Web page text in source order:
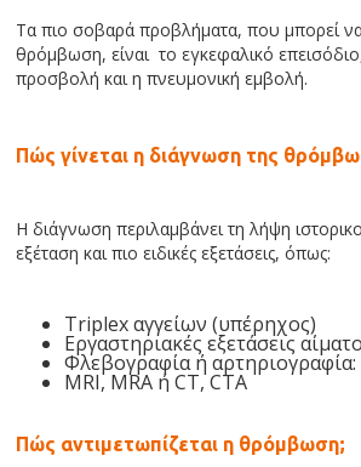
Τα πιο σοβαρά προβλήματα, που μπορεί
θρόμβωση, είναι το εγκεφαλικό
προσβολή και η πνευμονική εμβολή.
Πώς γίνεται η διάγνωση της
Η διάγνωση περιλαμβάνει τη λήψη
εξέταση και πιο ειδικές εξετάσεις, όπως:
Triplex αγγείων (υπέρηχος)
Εργαστηριακές εξετάσεις
Φλεβογραφία ή αρτηριογραφία:
MRI, MRA ή CT, CTA
Πώς αντιμετωπίζεται η θρόμβωση;